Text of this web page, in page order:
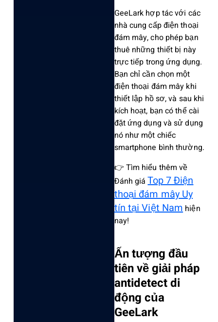
GeeLark hợp tác với các
nhà cung cấp điện thoại
đám mây, cho phép bạn
thuê những thiết bị này
trực tiếp trong ứng dụng.
Bạn chỉ cần chọn một
điện thoại đám mây khi
thiết lập hồ sơ, và sau khi
kích hoạt, bạn có thể cài
đặt ứng dụng và sử dụng
nó như một chiếc
smartphone bình thường.
👉 Tìm hiểu thêm về
Đánh giáTop 7 Điện
thoại đám mây Uy
tín tại Việt Namhiện
nay!
Ấn tượng đầu
tiên về giải pháp
antidetect di
động của
GeeLark